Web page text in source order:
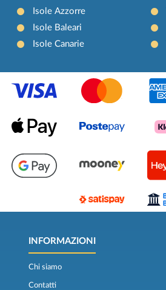
Isole Azzorre
Isole Baleari
Isole Canarie
INFORMAZIONI
Chi siamo
Contatti